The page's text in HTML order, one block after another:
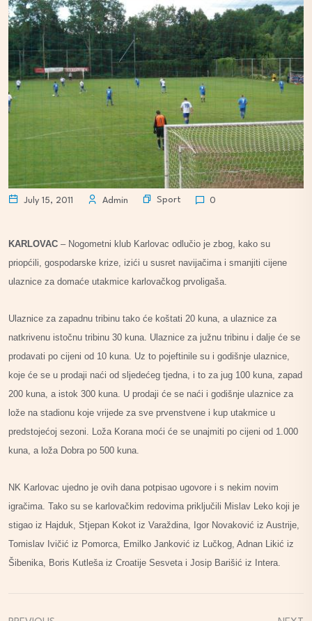
July 15, 2011 Admin Sport 0
KARLOVAC – Nogometni klub Karlovac odlučio je zbog, kako su
priopćili, gospodarske krize, izići u susret navijačima i smanjiti cijene
ulaznice za domaće utakmice karlovačkog prvoligaša.
Ulaznice za zapadnu tribinu tako će koštati 20 kuna, a ulaznice za
natkrivenu istočnu tribinu 30 kuna. Ulaznice za južnu tribinu i dalje će se
prodavati po cijeni od 10 kuna. Uz to pojeftinile su i godišnje ulaznice,
koje će se u prodaji naći od sljedećeg tjedna, i to za jug 100 kuna, zapad
200 kuna, a istok 300 kuna. U prodaji će se naći i godišnje ulaznice za
lože na stadionu koje vrijede za sve prvenstvene i kup utakmice u
predstojećoj sezoni. Loža Korana moći će se unajmiti po cijeni od 1.000
kuna, a loža Dobra po 500 kuna.
NK Karlovac ujedno je ovih dana potpisao ugovore i s nekim novim
igračima. Tako su se karlovačkim redovima priključili Mislav Leko koji je
stigao iz Hajduk, Stjepan Kokot iz Varaždina, Igor Novaković iz Austrije,
Tomislav Ivičić iz Pomorca, Emilko Janković iz Lučkog, Adnan Likić iz
Šibenika, Boris Kutleša iz Croatije Sesveta i Josip Barišić iz Intera.